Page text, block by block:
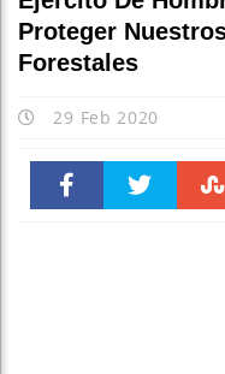
Proteger
Forestales
29 Feb 2020